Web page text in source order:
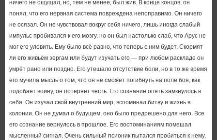
ничего не ощущал, но, тем не менее, был жив. В конце концов, он
понял, что его нервная система повреждена непоправимо. Он ничего
не осязал. Он не чувствовал вокруг себя ничего, лишь иногда слабый
импульс пробивался к его мозгу, но он был настолько слаб, что Арус не
мог его уловить. Ему было всё равно, что теперь с ним будет. Скормят
ли его живьём зергам или будут изучать его — при любом раскладе он
умрёт рано или поздно. Его утешало отсутствие боли, но в то же время
его мучила мысль о том, что он не сможет погибнуть на поле боя, как
подобает воину, он потеряет честь. Его сознание опять замкнулось в
себя. Он изучал свой внутренний мир, вспоминал битву и жизнь в
колонии. Он не думал о будущем, оно было предрешено для него. Все
его сознание вернулось в прошлое. Его воспоминаниям помешал
мысленный сигнал. Очень сильный псионик пытался пробиться к нему,